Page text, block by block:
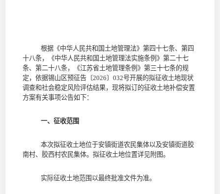
根据《中华人民共和国土地管理法》第四十七条、第四
十八条，《中华人民共和国土地管理法实施条例》第二十七
条、第二十八条，《江苏省土地管理条例》第三十七条的规
定，依据锡山区预征告〔2026〕 032号开展的拟征收土地现状
调查和社会稳定风险评估结果，现将拟订的征收土地补偿安置
方案有关事项公告如下：
一、征收范围
本次拟征收土地位于安镇街道农民集体以及安镇街道胶
南村、 胶西村农民集体。拟征收土地位置详见附图。
实际征收土地范围以最终批准文件为准。